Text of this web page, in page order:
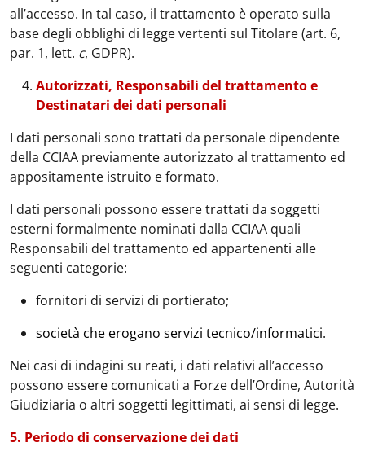
all’accesso. In tal caso, il trattamento è operato sulla
base degli obblighi di legge vertenti sul Titolare (art. 6,
par. 1, lett. c, GDPR).
Autorizzati, Responsabili del trattamento e
Destinatari dei dati personali
I dati personali sono trattati da personale dipendente
della CCIAA previamente autorizzato al trattamento ed
appositamente istruito e formato.
I dati personali possono essere trattati da soggetti
esterni formalmente nominati dalla CCIAA quali
Responsabili del trattamento ed appartenenti alle
seguenti categorie:
fornitori di servizi di portierato;
società che erogano servizi tecnico/informatici.
Nei casi di indagini su reati, i dati relativi all’accesso
possono essere comunicati a Forze dell’Ordine, Autorità
Giudiziaria o altri soggetti legittimati, ai sensi di legge.
5. Periodo di conservazione dei dati